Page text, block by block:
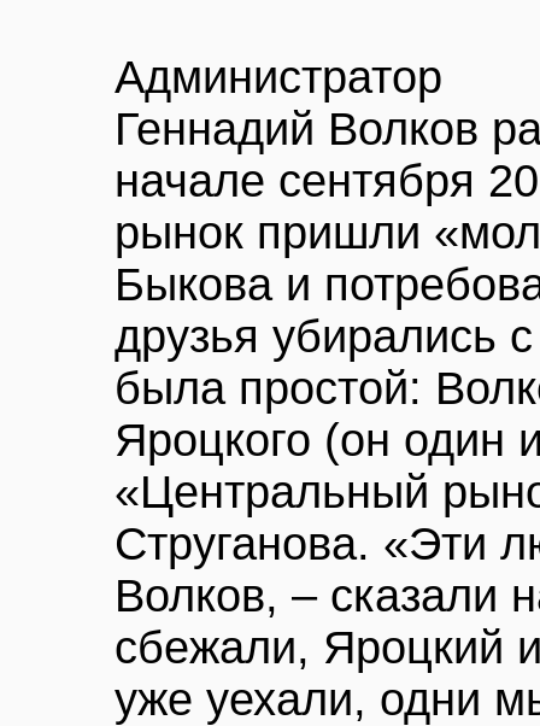
Администратор
Геннадий Волков
начале сентября
рынок пришли
Быкова и
друзья убирались
была простой:
Яроцкого (он один
«Центральный
Струганова. «Эти
Волков, – сказали
сбежали, Яроцкий
уже уехали, одни